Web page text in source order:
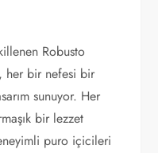
Robusto
her bir nefesi bir
sunuyor. Her
bir lezzet
puro içicileri